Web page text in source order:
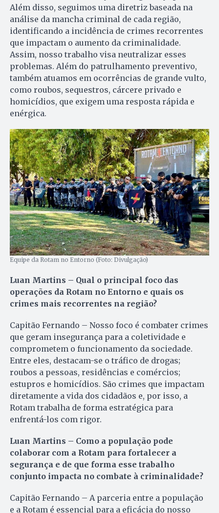
Além disso, seguimos uma diretriz baseada na
análise da mancha criminal de cada região,
identificando a incidência de crimes recorrentes
que impactam o aumento da criminalidade.
Assim, nosso trabalho visa neutralizar esses
problemas. Além do patrulhamento preventivo,
também atuamos em ocorrências de grande vulto,
como roubos, sequestros, cárcere privado e
homicídios, que exigem uma resposta rápida e
enérgica.
Equipe da Rotam no Entorno (Foto: Divulgação)
Luan Martins – Qual o principal foco das
operações da Rotam no Entorno e quais os
crimes mais recorrentes na região?
Capitão Fernando – Nosso foco é combater crimes
que geram insegurança para a coletividade e
comprometem o funcionamento da sociedade.
Entre eles, destacam-se o tráfico de drogas;
roubos a pessoas, residências e comércios;
estupros e homicídios. São crimes que impactam
diretamente a vida dos cidadãos e, por isso, a
Rotam trabalha de forma estratégica para
enfrentá-los com rigor.
Luan Martins – Como a população pode
colaborar com a Rotam para fortalecer a
segurança e de que forma esse trabalho
conjunto impacta no combate à criminalidade?
Capitão Fernando – A parceria entre a população
e a Rotam é essencial para a eficácia do nosso